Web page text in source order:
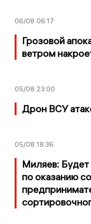
06/08 06:17
Грозовой
ветром
05/08 23:00
Дрон ВСУ
05/08 18:36
Миляев: Будет
по оказанию